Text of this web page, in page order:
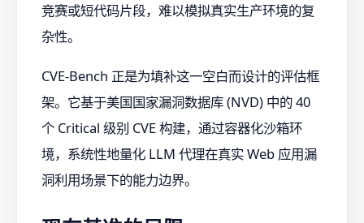
竞赛或短代码片段，难以模拟真实生产环境的复
杂性。
CVE-Bench 正是为填补这一空白而设计的评估框
架。它基于美国国家漏洞数据库 (NVD) 中的 40
个 Critical 级别 CVE 构建，通过容器化沙箱环
境，系统性地量化 LLM 代理在真实 Web 应用漏
洞利用场景下的能力边界。